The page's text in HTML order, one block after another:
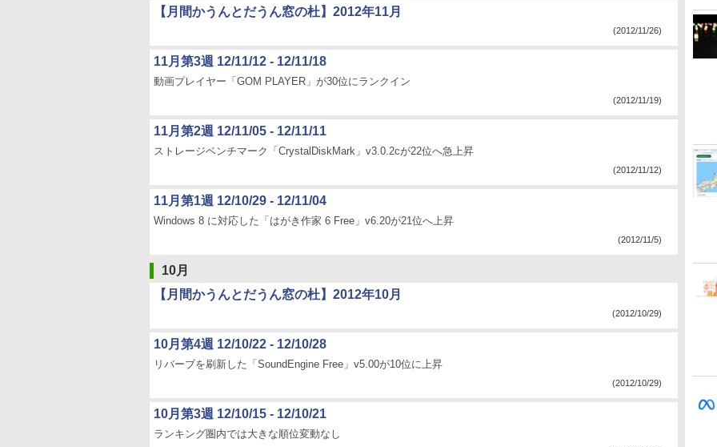
【月間かうんとだうん窓の杜】2012年11月
(2012/11/26)
11月第3週 12/11/12 - 12/11/18
動画プレイヤー「GOM PLAYER」が30位にランクイン
(2012/11/19)
11月第2週 12/11/05 - 12/11/11
ストレージベンチマーク「CrystalDiskMark」v3.0.2cが22位へ急上昇
(2012/11/12)
11月第1週 12/10/29 - 12/11/04
Windows 8 に対応した「はがき作家 6 Free」v6.20が21位へ上昇
(2012/11/5)
10月
【月間かうんとだうん窓の杜】2012年10月
(2012/10/29)
10月第4週 12/10/22 - 12/10/28
リバーブを刷新した「SoundEngine Free」v5.00が10位に上昇
(2012/10/29)
10月第3週 12/10/15 - 12/10/21
ランキング圏内では大きな順位変動なし